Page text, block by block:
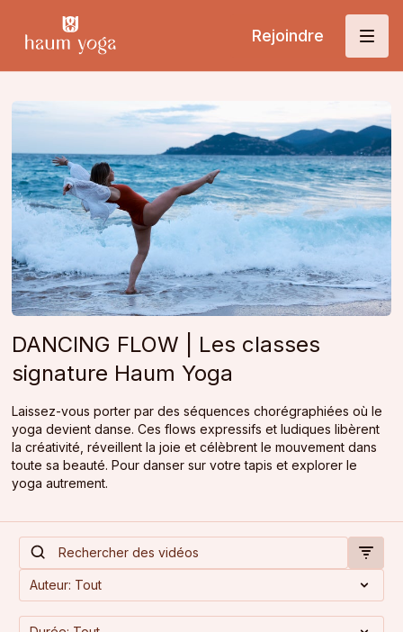
Rejoindre
DANCING FLOW | Les classes
signature Haum Yoga
Laissez-vous porter par des séquences chorégraphiées où le
yoga devient danse. Ces flows expressifs et ludiques libèrent
la créativité, réveillent la joie et célèbrent le mouvement dans
toute sa beauté. Pour danser sur votre tapis et explorer le
yoga autrement.